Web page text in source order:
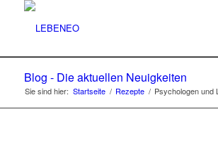
Blog - Die aktuellen Neuigkeiten
Sie sind hier: Startseite / Rezepte / Psychologen und